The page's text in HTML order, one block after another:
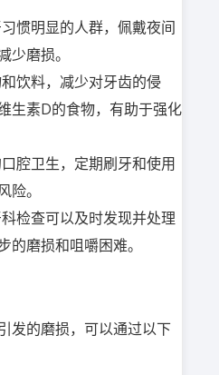
惯明显的人群，佩戴夜间
少磨损。
饮料，减少对牙齿的侵
生素D的食物，有助于强化
腔卫生，定期刷牙和使用
险。
检查可以及时发现并处理
的磨损和咀嚼困难。
发的磨损，可以通过以下